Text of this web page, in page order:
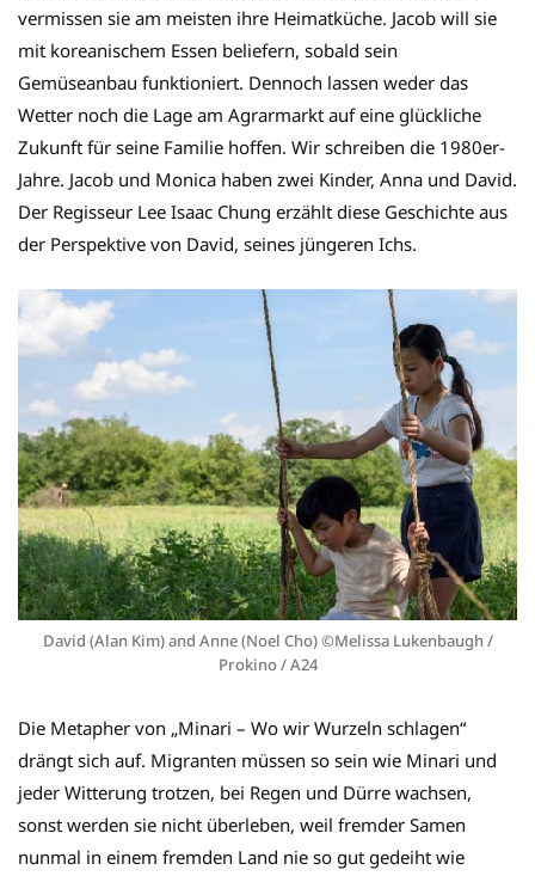
vermissen sie am meisten ihre Heimatküche. Jacob will sie
mit koreanischem Essen beliefern, sobald sein
Gemüseanbau funktioniert. Dennoch lassen weder das
Wetter noch die Lage am Agrarmarkt auf eine glückliche
Zukunft für seine Familie hoffen. Wir schreiben die 1980er-
Jahre. Jacob und Monica haben zwei Kinder, Anna und David.
Der Regisseur Lee Isaac Chung erzählt diese Geschichte aus
der Perspektive von David, seines jüngeren Ichs.
David (Alan Kim) and Anne (Noel Cho) ©Melissa Lukenbaugh /
Prokino / A24
Die Metapher von „Minari – Wo wir Wurzeln schlagen“
drängt sich auf. Migranten müssen so sein wie Minari und
jeder Witterung trotzen, bei Regen und Dürre wachsen,
sonst werden sie nicht überleben, weil fremder Samen
nunmal in einem fremden Land nie so gut gedeiht wie